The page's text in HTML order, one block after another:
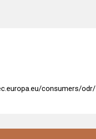
consumers/odr/